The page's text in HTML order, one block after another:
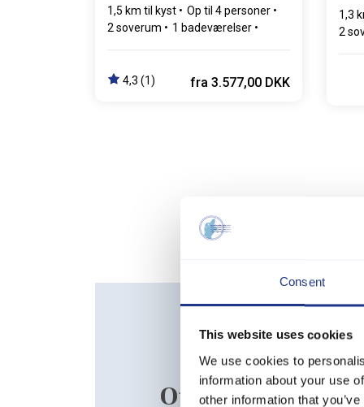
Consent
This website uses cookies
We use cookies to
information about your use
other information that
1,5 km til kyst
Op til 4 personer
2 soverum
1 badeværelser
4,3 (1) fra 3.577,00 DKK
1,3
2
Oplev Lodbjerg